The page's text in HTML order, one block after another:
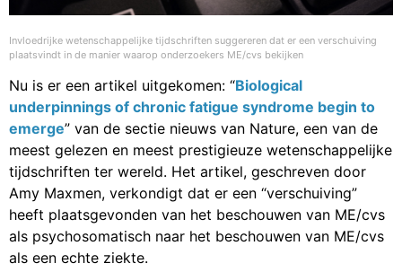
Invloedrijke wetenschappelijke tijdschriften suggereren dat er een verschuiving
plaatsvindt in de manier waarop onderzoekers ME/cvs bekijken
Nu is er een artikel uitgekomen: “Biological
underpinnings of chronic fatigue syndrome begin to
emerge” van de sectie nieuws van Nature, een van de
meest gelezen en meest prestigieuze wetenschappelijke
tijdschriften ter wereld. Het artikel, geschreven door
Amy Maxmen, verkondigt dat er een “verschuiving”
heeft plaatsgevonden van het beschouwen van ME/cvs
als psychosomatisch naar het beschouwen van ME/cvs
als een echte ziekte.